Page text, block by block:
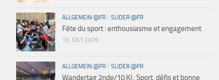
ALLGEMEIN @FR / SLIDER @FR
Fête du sport : enthousiasme et engagement
10. JULY 2026
ALLGEMEIN @FR / SLIDER @FR
Wandertag 2nde/10.Kl.: Sport, défis et bonne